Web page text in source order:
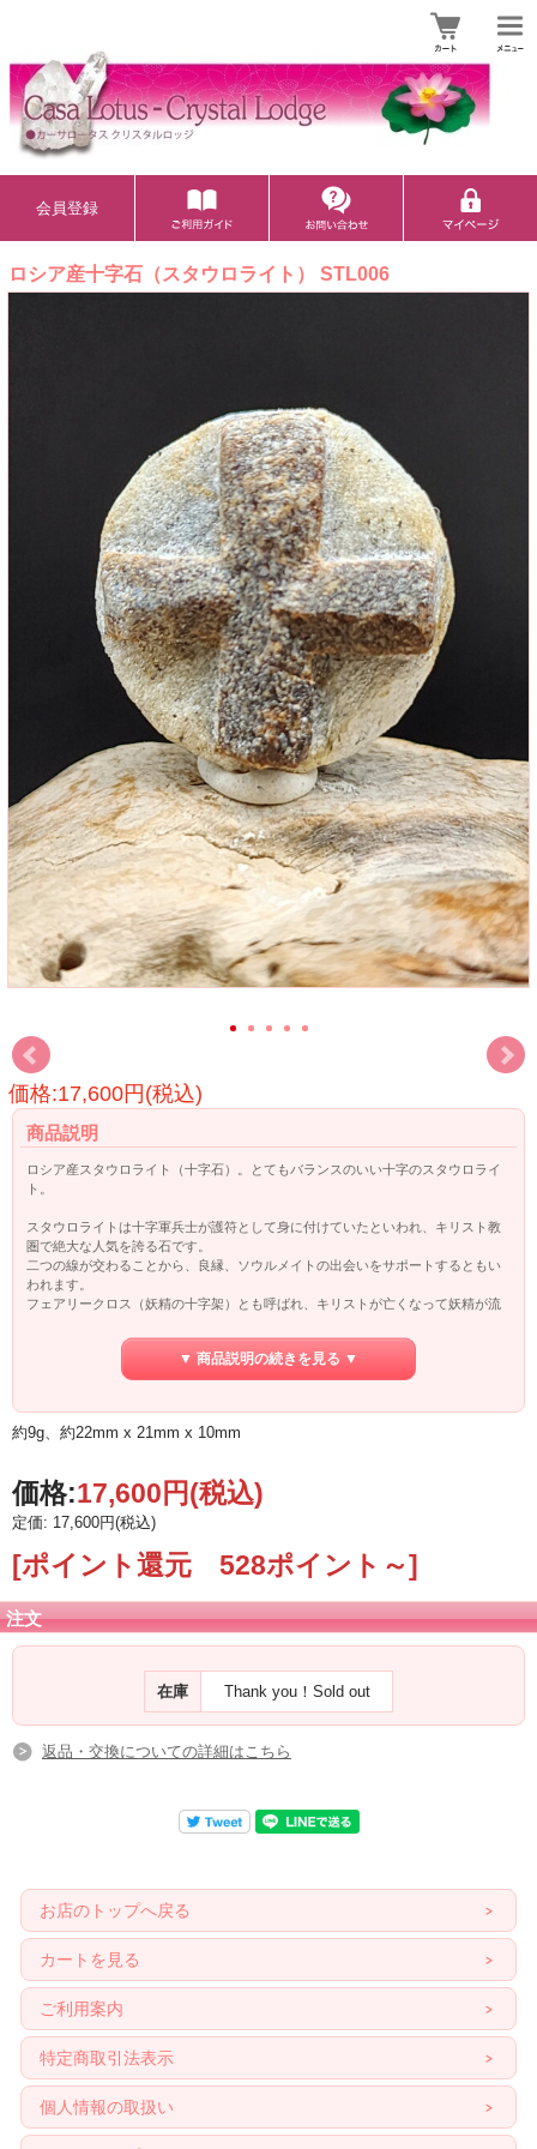
会員登録
ロシア産十字石（スタウロライト） STL006
価格:17,600円(税込)
商品説明
ロシア産スタウロライト（十字石）。とてもバランスのいい十字のスタウロライ
ト。
スタウロライトは十字軍兵士が護符として身に付けていたといわれ、キリスト教
圏で絶大な人気を誇る石です。
二つの線が交わることから、良縁、ソウルメイトの出会いをサポートするともい
われます。
フェアリークロス（妖精の十字架）とも呼ばれ、キリストが亡くなって妖精が流
○危険から身を守る
○二人の友情や愛情を確固たるものにする
○悪縁を断ち切る
○決意を強固なものにする
○魔よけ
▼ 商品説明の続きを見る ▼
約9g、約22mm x 21mm x 10mm
価格:17,600円(税込)
定価: 17,600円(税込)
[ポイント還元 528ポイント～]
注文
在庫 Thank you！Sold out
返品・交換についての詳細はこちら
お店のトップへ戻る
カートを見る
ご利用案内
特定商取引法表示
個人情報の取扱い